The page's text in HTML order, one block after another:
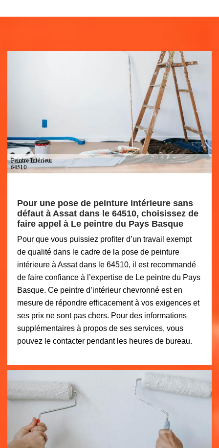
Pour une pose de peinture intérieure sans
défaut à Assat dans le 64510, choisissez de
faire appel à Le peintre du Pays Basque
Pour que vous puissiez profiter d’un travail exempt
de qualité dans le cadre de la pose de peinture
intérieure à Assat dans le 64510, il est recommandé
de faire confiance à l’expertise de Le peintre du Pays
Basque. Ce peintre d’intérieur chevronné est en
mesure de répondre efficacement à vos exigences et
ses prix ne sont pas chers. Pour des informations
supplémentaires à propos de ses services, vous
pouvez le contacter pendant les heures de bureau.